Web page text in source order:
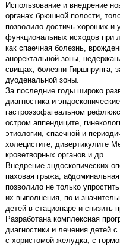
Использование и внедрение
органах брюшной полости,
позволило достичь хороших и
функциональных исходов при
как спаечная болезнь,
аноректальной зоны,
свищах, болезни Гиршпрунга,
дуоденальной зоны.
За последние годы широко
диагностика и
гастроэзофагеальном
остром аппендиците,
этиологии, спаечной и
холецистите, дивертикулите
кроветворных органов и др.
Внедрение эндоскопических
паховая грыжа,
позволило не только
их выполнения, по и
детей в стационаре и снизить
Разработана комплексная
диагностики и лечения детей
с хористомой желудка; с